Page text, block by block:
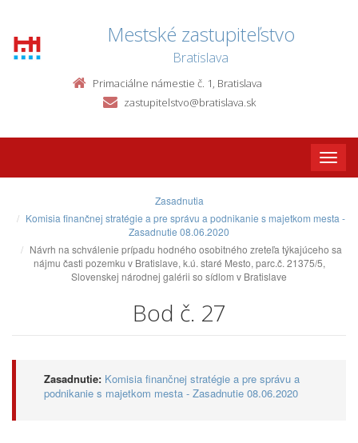
Mestské zastupiteľstvo
Bratislava
Primaciálne námestie č. 1, Bratislava
zastupitelstvo@bratislava.sk
Toggle
Zasadnutia
Komisia finančnej stratégie a pre správu a podnikanie s majetkom mesta -
Zasadnutie 08.06.2020
Návrh na schválenie prípadu hodného osobitného zreteľa týkajúceho sa
nájmu časti pozemku v Bratislave, k.ú. staré Mesto, parc.č. 21375/5,
Slovenskej národnej galérii so sídlom v Bratislave
Bod č. 27
Zasadnutie: Komisia finančnej stratégie a pre správu a
podnikanie s majetkom mesta - Zasadnutie 08.06.2020